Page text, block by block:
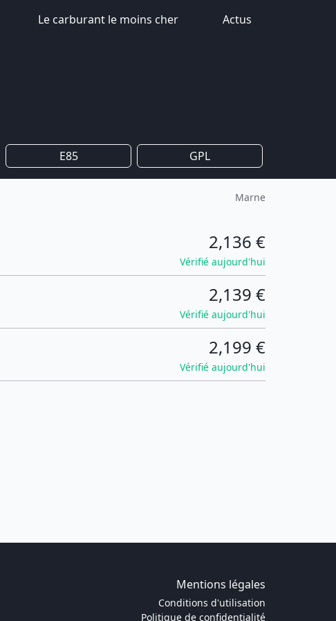
Le carburant le moins cher Actus
E85 GPL
Marne
2,136 €
Vérifié aujourd'hui
2,139 €
Vérifié aujourd'hui
2,199 €
Vérifié aujourd'hui
Mentions légales
Conditions d'utilisation
Politique de confidentialité